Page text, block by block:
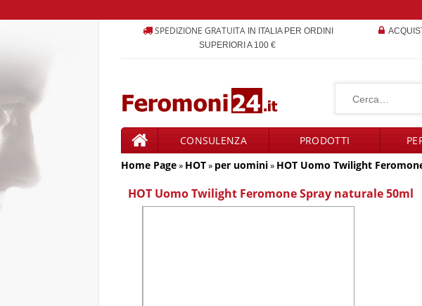
SPEDIZIONE GRATUITAIN ITALIA PER ORDINI
SUPERIORI A 100 €
CONSULENZA
PRODOTTI
PRODOTTI
Home Page» HOT» per uomini» HOT Uomo Twilight
HOT Uomo Twilight Feromone Spray naturale 50ml